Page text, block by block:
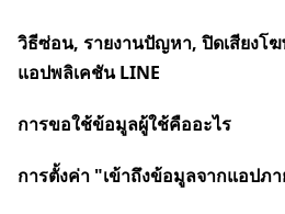
วิธีซ่อน, รายงานปัญหา, ปิดเสียงโ
แอปพลิเคชัน LINE
การขอใช้ข้อมูลผู้ใช้คืออะไร
การตั้งค่า "เข้าถึงข้อมูลจากแอปภ